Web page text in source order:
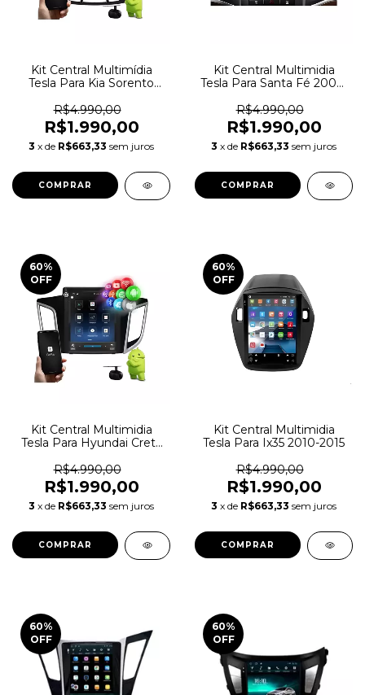
Kit Central Multimídia
Tesla Para Kia Sorento
R$4.990,00
R$1.990,00
3 x de R$663,33 sem juros
Kit Central Multimidia
Tesla Para Santa Fé 2006-
R$4.990,00
R$1.990,00
3 x de R$663,33 sem juros
60%
OFF
Kit Central Multimidia
Tesla Para Hyundai Creta
R$4.990,00
R$1.990,00
3 x de R$663,33 sem juros
60%
OFF
Kit Central Multimidia
Tesla Para Ix35 2010-2015
R$4.990,00
R$1.990,00
3 x de R$663,33 sem juros
60%
OFF
60%
OFF